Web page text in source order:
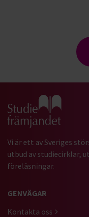
Gå till
Vi är ett av Sveriges
utbud av studiecirklar,
föreläsningar.
GENVÄGAR
Kontakta oss